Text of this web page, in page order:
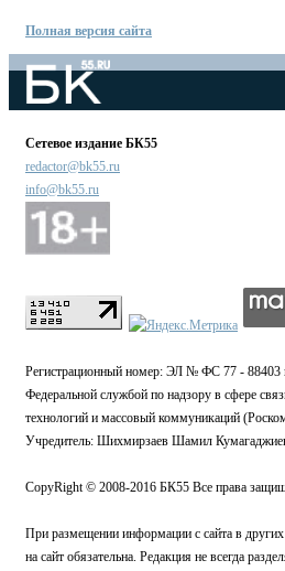
Полная версия сайта
Сетевое издание БК55
redactor@bk55.ru
info@bk55.ru
Регистрационный номер: ЭЛ № ФС 77 - 88403
Федеральной службой по надзору в сфере
технологий и массовый коммуникаций
Учредитель: Шихмирзаев Шамил
CopyRight © 2008-2016 БК55 Все права
При размещении информации с сайта в других
на сайт обязательна. Редакция не всегда